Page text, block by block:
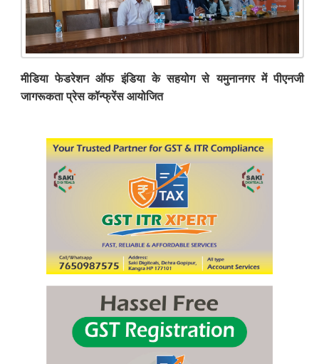
मीडिया फेडरेशन ऑफ इंडिया के सहयोग से यमुनानगर में पीएनजी
जागरूकता प्रेस कॉन्फ्रेंस आयोजित